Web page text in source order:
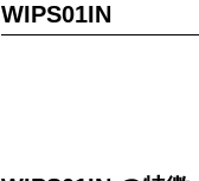
WIPS01IN